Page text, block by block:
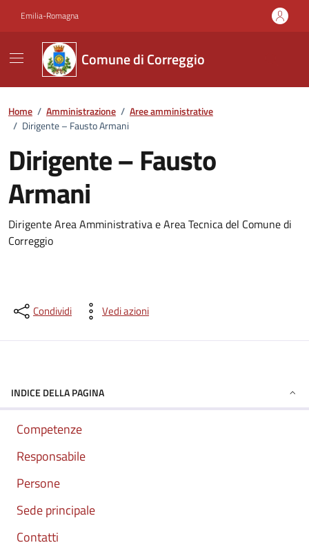
Emilia-Romagna
Comune di Correggio
Home / Amministrazione / Aree amministrative
/ Dirigente – Fausto Armani
Dirigente – Fausto
Armani
Dirigente Area Amministrativa e Area Tecnica del Comune di
Correggio
Condividi Vedi azioni
INDICE DELLA PAGINA
Competenze
Responsabile
Persone
Sede principale
Contatti